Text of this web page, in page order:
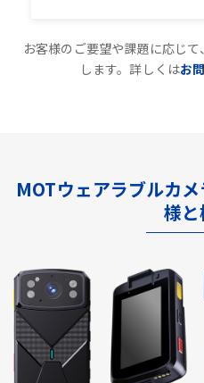
お客様のご要望や課題に応じ
します。詳しくはお
MOTウェアラブルカ
様